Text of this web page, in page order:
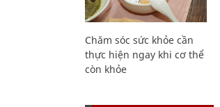
Chăm sóc sức khỏe cần
thực hiện ngay khi cơ thể
còn khỏe